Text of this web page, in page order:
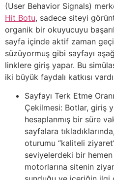
(User Behavior Signals)
Hit Botu, sadece siteyi
organik bir okuyucuyu
sayfa içinde aktif zaman
süzüyormuş gibi sayfayı
linklere giriş yapar. Bu
iki büyük faydalı katkısı
Sayfayı Terk Etme
Çekilmesi: Botlar, giriş
hesaplanmış bir süre
sayfalara
oturumu “kaliteli
seviyelerdeki bir hemen
motorlarına sitenin